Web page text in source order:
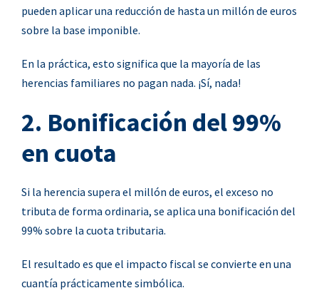
pueden aplicar una reducción de hasta un millón de euros
sobre la base imponible.
En la práctica, esto significa que la mayoría de las
herencias familiares no pagan nada. ¡Sí, nada!
2. Bonificación del 99%
en cuota
Si la herencia supera el millón de euros, el exceso no
tributa de forma ordinaria, se aplica una bonificación del
99% sobre la cuota tributaria.
El resultado es que el impacto fiscal se convierte en una
cuantía prácticamente simbólica.